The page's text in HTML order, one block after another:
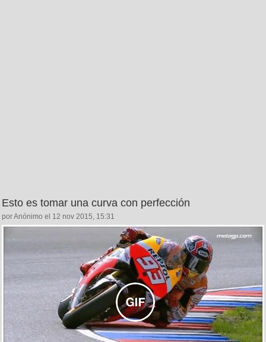
Esto es tomar una curva con perfección
por Anónimo el 12 nov 2015, 15:31